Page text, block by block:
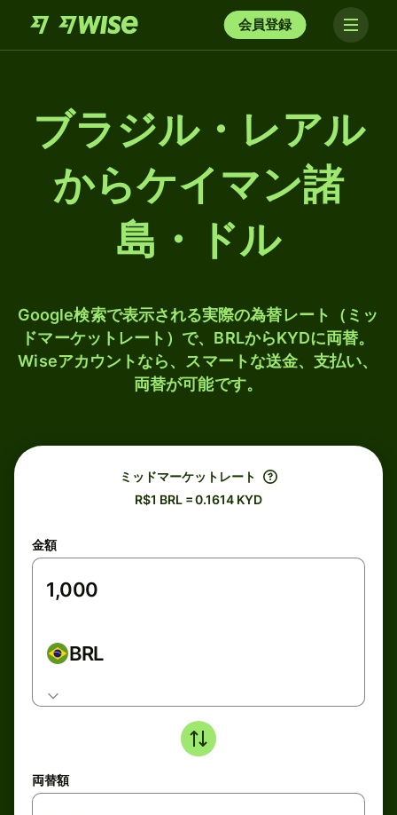
会員登録
ブラジル・レアル
からケイマン諸
島・ドル
Google検索で表示される実際の為替レート（ミッ
ドマーケットレート）で、BRLからKYDに両替。
Wiseアカウントなら、スマートな送金、支払い、
両替が可能です。
ミッドマーケットレート
R$1 BRL = 0.1614 KYD
金額
BRL
両替額